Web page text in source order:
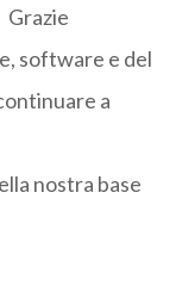
Grazie
software e del
a
nostra base